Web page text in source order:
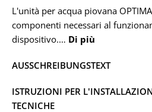
L'unità per acqua piovana
componenti necessari al
dispositivo.… Di più
AUSSCHREIBUNGSTEXT
ISTRUZIONI PER
TECNICHE